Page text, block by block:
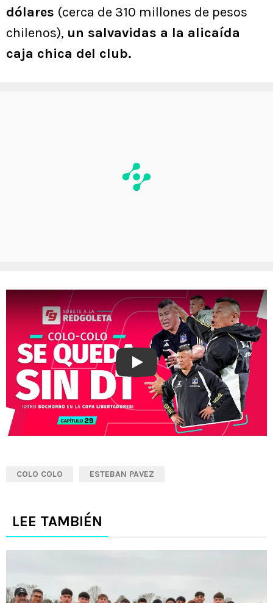
dólares (cerca de 310 millones de pesos
chilenos), un salvavidas a la alicaída
caja chica del club.
Play
COLO COLO ESTEBAN PAVEZ
LEE TAMBIÉN